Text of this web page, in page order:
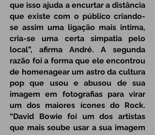
que isso ajuda a encurtar a distância
que existe com o público criando-
se assim uma ligação mais intima,
cria-se uma certa simpatia pelo
local”, afirma André. A segunda
razão foi a forma que ele encontrou
de homenagear um astro da cultura
pop que usou e abusou de sua
imagem em fotografias para virar
um dos maiores ícones do Rock.
“David Bowie foi um dos artistas
que mais soube usar a sua imagem